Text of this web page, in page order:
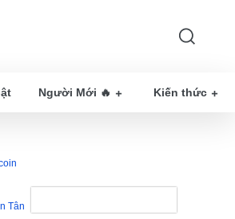
Người Mới 🔥 Kiến thức
Tân